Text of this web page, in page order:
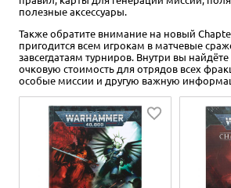
полезные аксессуары.
Также обратите внимание на новый
пригодится всем игрокам в матчевые
завсегдатаям турниров. Внутри вы
очковую стоимость для отрядов всех
особые миссии и другую важную